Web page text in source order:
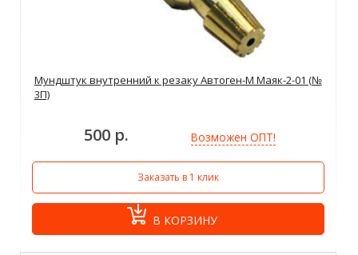
Мундштук внутренний к резаку Автоген-М Маяк-2-01 (№
3П)
500 р. Возможен ОПТ!
Заказать в 1 клик
В КОРЗИНУ